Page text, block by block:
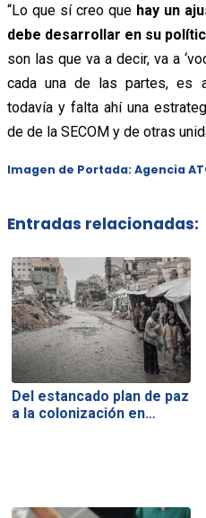
“Lo que sí creo quehay un
debe desarrollar en su
son las que va a decir, va a
cada una de las partes, es
todavía y falta ahí una
de de la SECOM y de otras
Imagen de Portada: Agencia
Entradas relacionadas:
Del estancado plan de paz
a la colonización en…